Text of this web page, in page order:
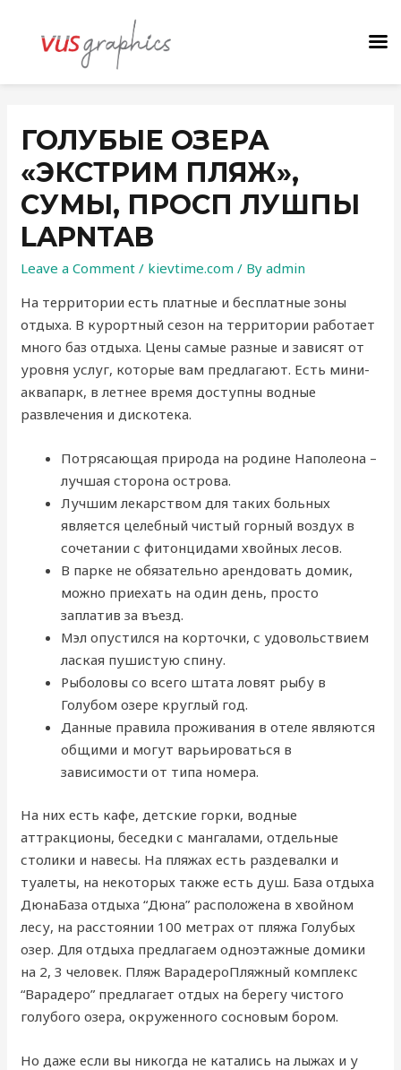
ГОЛУБЫЕ ОЗЕРА
«ЭКСТРИМ ПЛЯЖ»,
СУМЫ, ПРОСП ЛУШПЫ
LAPNTAB
Leave a Comment / kievtime.com / Byadmin
На территории есть платные и бесплатные зоны
отдыха. В курортный сезон на территории работает
много баз отдыха. Цены самые разные и зависят от
уровня услуг, которые вам предлагают. Есть мини-
аквапарк, в летнее время доступны водные
развлечения и дискотека.
Потрясающая природа на родине Наполеона –
лучшая сторона острова.
Лучшим лекарством для таких больных
является целебный чистый горный воздух в
сочетании с фитонцидами хвойных лесов.
В парке не обязательно арендовать домик,
можно приехать на один день, просто
заплатив за въезд.
Мэл опустился на корточки, с удовольствием
лаская пушистую спину.
Рыболовы со всего штата ловят рыбу в
Голубом озере круглый год.
Данные правила проживания в отеле являются
общими и могут варьироваться в
зависимости от типа номера.
На них есть кафе, детские горки, водные
аттракционы, беседки с мангалами, отдельные
столики и навесы. На пляжах есть раздевалки и
туалеты, на некоторых также есть душ. База отдыха
ДюнаБаза отдыха “Дюна” расположена в хвойном
лесу, на расстоянии 100 метрах от пляжа Голубых
озер. Для отдыха предлагаем одноэтажные домики
на 2, 3 человек. Пляж ВарадероПляжный комплекс
“Варадеро” предлагает отдых на берегу чистого
голубого озера, окруженного сосновым бором.
Но даже если вы никогда не катались на лыжах и у